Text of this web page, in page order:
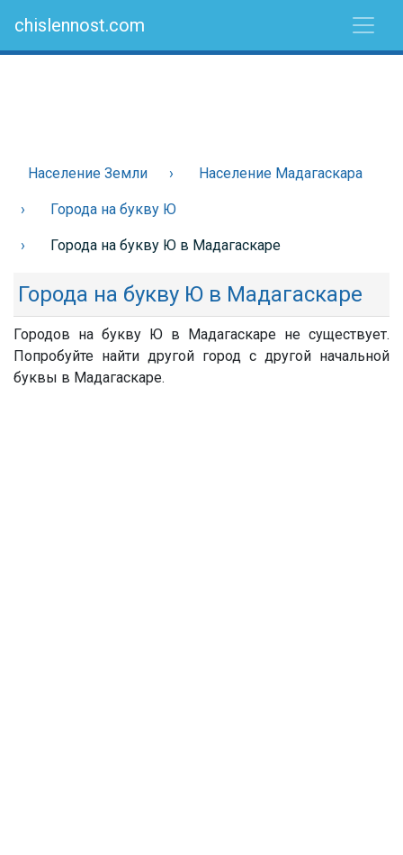
chislennost.com
Население Земли Население Мадагаскара
Города на букву Ю
Города на букву Ю в Мадагаскаре
Города на букву Ю в Мадагаскаре
Городов на букву Ю в Мадагаскаре не существует.
Попробуйте найти другой город с другой начальной
буквы в Мадагаскаре.